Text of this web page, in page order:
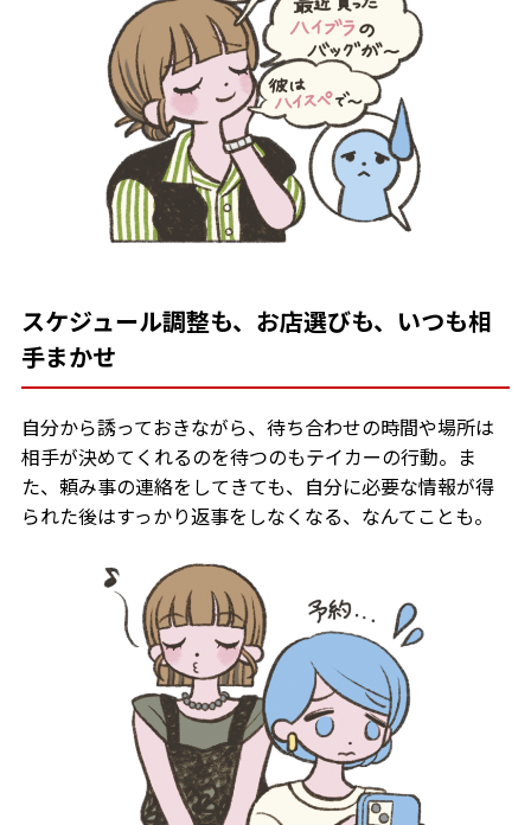
スケジュール調整も、お店選びも、いつも相
手まかせ
自分から誘っておきながら、待ち合わせの時間や場所は
相手が決めてくれるのを待つのもテイカーの行動。ま
た、頼み事の連絡をしてきても、自分に必要な情報が得
られた後はすっかり返事をしなくなる、なんてことも。